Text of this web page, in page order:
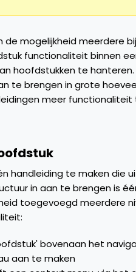
de mogelijkheid meerdere
functionaliteit binnen
hoofdstukken te
te brengen in grote
meer
handleiding te maken die
in aan te brengen is
toegevoegd meerdere
bovenaan het
aan te maken